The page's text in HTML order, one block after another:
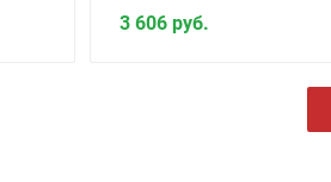
3 606 руб.